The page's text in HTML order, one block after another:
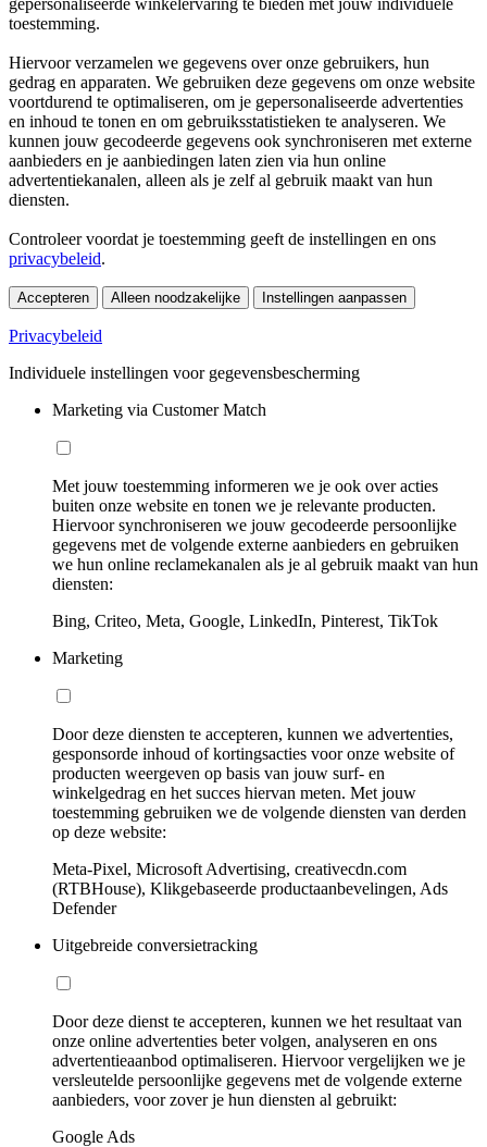
toestemming.
Hiervoor verzamelen we gegevens over onze gebruikers, hun
gedrag en apparaten. We gebruiken deze gegevens om onze website
voortdurend te optimaliseren, om je gepersonaliseerde advertenties
en inhoud te tonen en om gebruiksstatistieken te analyseren. We
kunnen jouw gecodeerde gegevens ook synchroniseren met externe
aanbieders en je aanbiedingen laten zien via hun online
advertentiekanalen, alleen als je zelf al gebruik maakt van hun
diensten.
Controleer voordat je toestemming geeft de instellingen en ons
privacybeleid.
Accepteren Alleen noodzakelijke Instellingen aanpassen
Privacybeleid
Individuele instellingen voor gegevensbescherming
Marketing via Customer Match
Met jouw toestemming informeren we je ook over acties
buiten onze website en tonen we je relevante producten.
Hiervoor synchroniseren we jouw gecodeerde persoonlijke
gegevens met de volgende externe aanbieders en gebruiken
we hun online reclamekanalen als je al gebruik maakt van hun
diensten:
Bing, Criteo, Meta, Google, LinkedIn, Pinterest, TikTok
Marketing
Door deze diensten te accepteren, kunnen we advertenties,
gesponsorde inhoud of kortingsacties voor onze website of
producten weergeven op basis van jouw surf- en
winkelgedrag en het succes hiervan meten. Met jouw
toestemming gebruiken we de volgende diensten van derden
op deze website:
Meta-Pixel, Microsoft Advertising, creativecdn.com
(RTBHouse), Klikgebaseerde productaanbevelingen, Ads
Defender
Uitgebreide conversietracking
Door deze dienst te accepteren, kunnen we het resultaat van
onze online advertenties beter volgen, analyseren en ons
advertentieaanbod optimaliseren. Hiervoor vergelijken we je
versleutelde persoonlijke gegevens met de volgende externe
aanbieders, voor zover je hun diensten al gebruikt:
Google Ads